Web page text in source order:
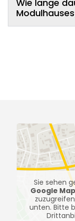
Wie lange
Sie sehen
Google
unten. Bitte